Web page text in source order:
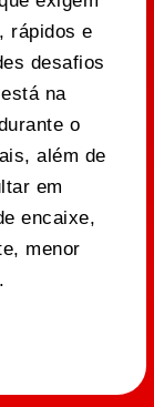
rápidos e
desafios
na
o
além de
em
encaixe,
menor